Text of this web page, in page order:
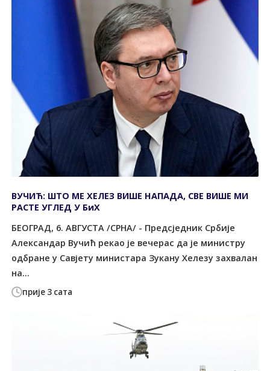
прије 3 сата
ВУЧИЋ: ШТО МЕ ХЕЛЕЗ ВИШЕ НАПАДА, СВЕ ВИШЕ МИ
РАСТЕ УГЛЕД У БиХ
БЕОГРАД, 6. АВГУСТА /СРНА/ - Предсједник Србије
Александар Вучић рекао је вечерас да је министру
одбране у Савјету министара Зукану Хелезу захвалан
на...